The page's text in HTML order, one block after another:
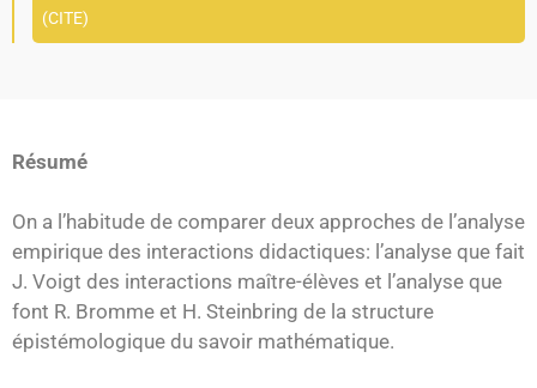
CITE
Résumé
On a l’habitude de comparer deux approches de l’analyse
empirique des interactions didactiques: l’analyse que fait
J. Voigt des interactions maître-élèves et l’analyse que
font R. Bromme et H. Steinbring de la structure
épistémologique du savoir mathématique.